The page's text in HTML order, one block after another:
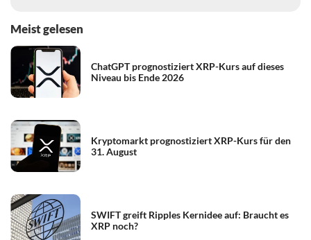
Meist gelesen
ChatGPT prognostiziert XRP-Kurs auf dieses
Niveau bis Ende 2026
Kryptomarkt prognostiziert XRP-Kurs für den
31. August
SWIFT greift Ripples Kernidee auf: Braucht es
XRP noch?